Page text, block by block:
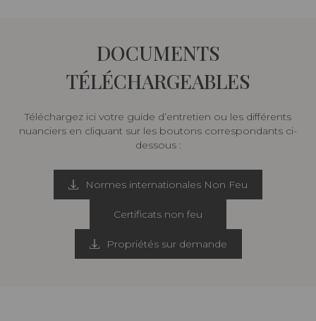
DOCUMENTS
TÉLÉCHARGEABLES
Téléchargez ici votre guide d’entretien ou les différents
nuanciers en cliquant sur les boutons correspondants ci-
dessous :
Normes internationales Non Feu
Certificats non feu
Propriétés sur demande